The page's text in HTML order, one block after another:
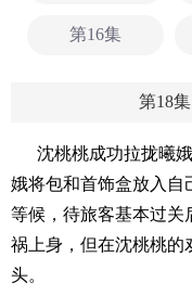
第16集
第18
沈桃桃成功拉拢曦
娥将包和首饰盒放入自
等候，待旅客基本过关
祸上身，但在沈桃桃的
头。